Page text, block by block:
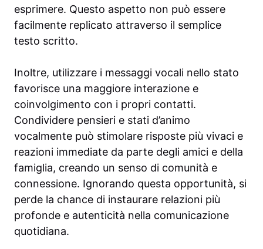
esprimere. Questo aspetto non può essere
facilmente replicato attraverso il semplice
testo scritto.
Inoltre, utilizzare i messaggi vocali nello stato
favorisce una maggiore interazione e
coinvolgimento con i propri contatti.
Condividere pensieri e stati d’animo
vocalmente può stimolare risposte più vivaci e
reazioni immediate da parte degli amici e della
famiglia, creando un senso di comunità e
connessione. Ignorando questa opportunità, si
perde la chance di instaurare relazioni più
profonde e autenticità nella comunicazione
quotidiana.